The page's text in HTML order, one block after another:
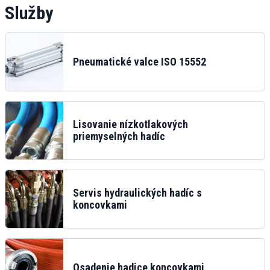
Služby
Pneumatické valce ISO 15552
Lisovanie nízkotlakových
priemyselných hadíc
Servis hydraulických hadíc s
koncovkami
Osadenie hadice koncovkami